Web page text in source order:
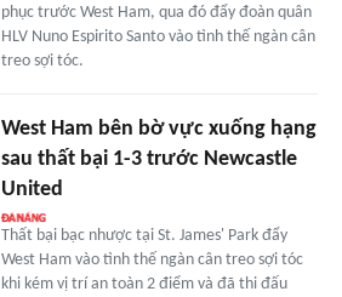
phục trước West Ham, qua đó đẩy đoàn quân
HLV Nuno Espirito Santo vào tình thế ngàn cân
treo sợi tóc.
West Ham bên bờ vực xuống hạng
sau thất bại 1-3 trước Newcastle
United
Thất bại bạc nhược tại St. James' Park đẩy
West Ham vào tình thế ngàn cân treo sợi tóc
khi kém vị trí an toàn 2 điểm và đã thi đấu